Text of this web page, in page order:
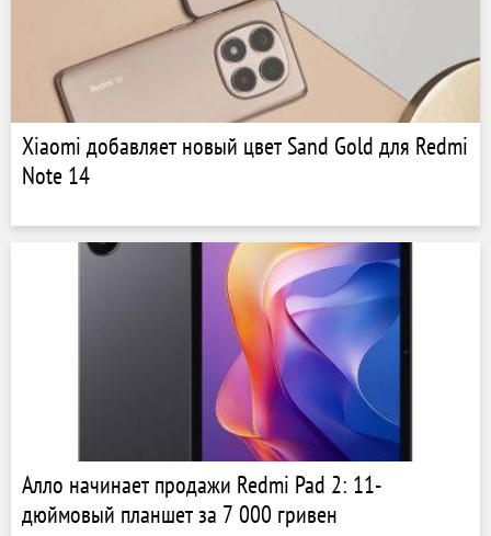
Xiaomi добавляет новый цвет Sand Gold для Redmi
Note 14
Алло начинает продажи Redmi Pad 2: 11-
дюймовый планшет за 7 000 гривен